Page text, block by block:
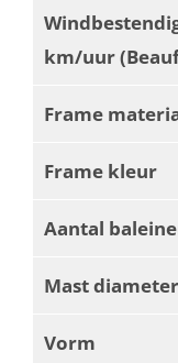
km/uur
Frame
Frame kleur
Aantal
Mast diameter
Vorm